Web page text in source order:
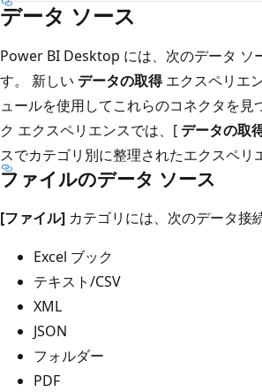
データ ソース
Power BI Desktop には、次のデータ ソ
す。 新しい データの取得エクスペリエ
ュールを使用してこれらのコネクタを見
ク エクスペリエンスでは、[ データの取
スでカテゴリ別に整理されたエクスペリ
ファイルのデータ ソース
[ファイル] カテゴリには、次のデータ接
Excel ブック
テキスト/CSV
XML
JSON
フォルダー
PDF